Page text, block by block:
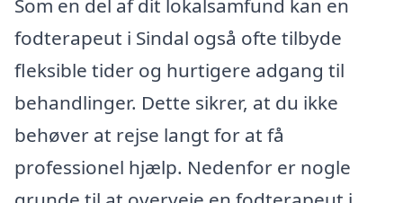
Som en del af dit lokalsamfund kan en
fodterapeut i Sindal også ofte tilbyde
fleksible tider og hurtigere adgang til
behandlinger. Dette sikrer, at du ikke
behøver at rejse langt for at få
professionel hjælp. Nedenfor er nogle